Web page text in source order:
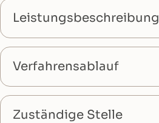
Leistungsbeschreibung
Verfahrensablauf
Zuständige Stelle